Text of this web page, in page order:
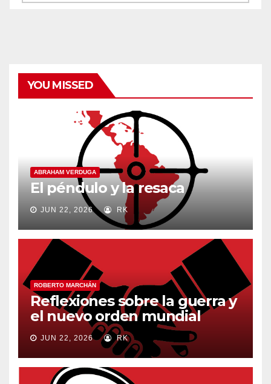
YOU MISSED
ABRAHAM VERDUGA
El péndulo y la resaca
JUN 22, 2026 RK
ROBERTO MARCHÁN
Reflexiones sobre la guerra y
el nuevo orden mundial
JUN 22, 2026 RK